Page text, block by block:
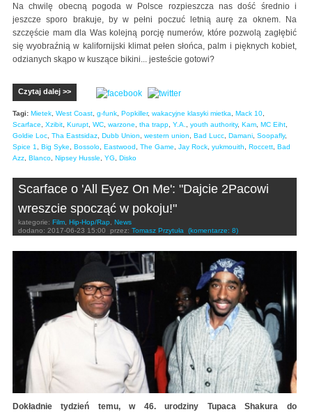
Na chwilę obecną pogoda w Polsce rozpieszcza nas dość średnio i
jeszcze sporo brakuje, by w pełni poczuć letnią aurę za oknem. Na
szczęście mam dla Was kolejną porcję numerów, które pozwolą zagłębić
się wyobraźnią w kalifornijski klimat pełen słońca, palm i pięknych kobiet,
odzianych skąpo w kuszące bikini... jesteście gotowi?
Czytaj dalej >>
Tagi: Mietek West Coast g-funk Popkiller, wakacyjne klasyki mietka Mack 10
Scarface
Xzibit Kurupt WC warzone tha trapp Y.A. youth authority, Kam MC Eiht
Goldie Loc Tha Eastsidaz Dubb Union western union Bad Lucc Damani Soopafly,
Spice 1
Big Syke Bossolo Eastwood The Game Jay Rock yukmouith Roccett Bad
Azz Blanco Nipsey Hussle YG Disko
Scarface o 'All Eyez On Me': "Dajcie 2Pacowi
wreszcie spocząć w pokoju!"
kategorie: Film Hip-Hop/Rap
News
dodano: 2017-06-23 15:00 przez: Tomasz Przytuła (komentarze: 8)
Dokładnie tydzień temu, w 46. urodziny Tupaca Shakura do